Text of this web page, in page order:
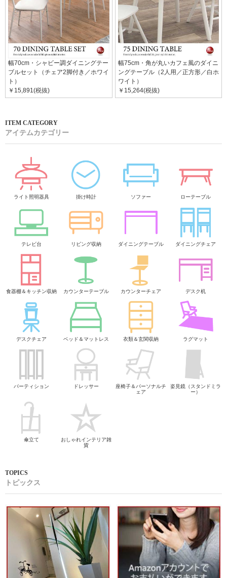
幅70cm・シャビー調ダイニングテー
ブルセット（チェア2脚付き／ホワイ
ト）
￥15,891(税抜)
幅75cm・角が丸いカフェ風のダイニ
ングテーブル（2人用／正方形／白ホ
ワイト）
￥15,264(税抜)
アイテムカテゴリー
ライト照明器具 掛け時計 ソファー ローテーブル
テレビ台 リビング収納 ダイニングテーブル ダイニングチェア
食器棚＆キッチン収納 カウンターテーブル カウンターチェア デスク机
デスクチェア ベッド＆マットレス 衣類＆玄関収納 ラグマット
パーティション ドレッサー
座椅子＆パーソナルチ
ェア
姿見鏡（スタンドミラ
ー）
傘立て
おしゃれインテリア雑
貨
トピックス